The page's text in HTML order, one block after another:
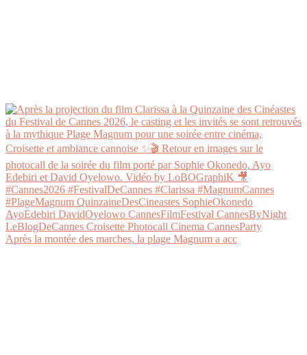
Après la montée des marches, la plage Magnum a acc